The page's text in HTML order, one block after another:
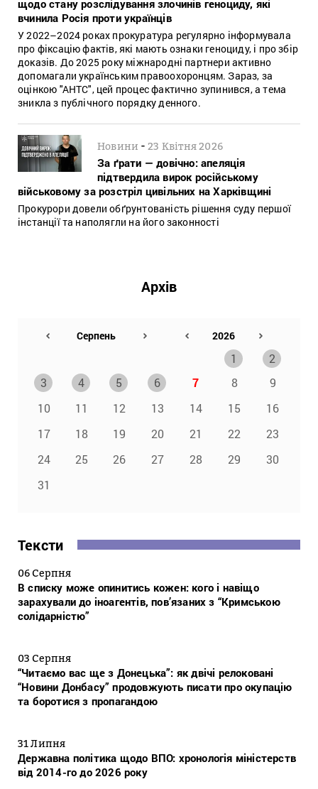
щодо стану розслідування злочинів геноциду, які
вчинила Росія проти українців
У 2022–2024 роках прокуратура регулярно інформувала
про фіксацію фактів, які мають ознаки геноциду, і про збір
доказів. До 2025 року міжнародні партнери активно
допомагали українським правоохоронцям. Зараз, за
оцінкою "АНТС", цей процес фактично зупинився, а тема
зникла з публічного порядку денного.
Новини -23 Квітня 2026
За ґрати — довічно: апеляція
підтвердила вирок російському
військовому за розстріл цивільних на Харківщині
Прокурори довели обґрунтованість рішення суду першої
інстанції та наполягли на його законності
Архів
1
2
3
4 5 6 7 8
9
10
11 12 13 14 15
16
17
18 19 20 21 22
23
24
25 26 27 28 29
30
31
Тексти
06 Серпня
В списку може опинитись кожен: кого і навіщо
зарахували до іноагентів, пов’язаних з “Кримською
солідарністю”
03 Серпня
“Читаємо вас ще з Донецька”: як двічі релоковані
“Новини Донбасу” продовжують писати про окупацію
та боротися з пропагандою
31 Липня
Державна політика щодо ВПО: хронологія міністерств
від 2014-го до 2026 року